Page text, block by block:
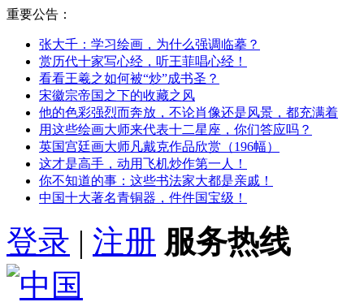
重要公告：
张大千：学习绘画，为什么强调临摹？
赏历代十家写心经，听王菲唱心经！
看看王羲之如何被“炒”成书圣？
宋徽宗帝国之下的收藏之风
他的色彩强烈而奔放，不论肖像还是风景，都充满着
用这些绘画大师来代表十二星座，你们答应吗？
英国宫廷画大师凡戴克作品欣赏（196幅）
这才是高手，动用飞机炒作第一人！
你不知道的事：这些书法家大都是亲戚！
中国十大著名青铜器，件件国宝级！
登录 | 注册 服务热线